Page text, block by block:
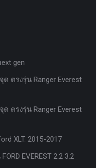
gen
ตรงรุ่น Ranger Everest
ตรงรุ่น Ranger Everest
XLT. 2015-2017
EVEREST 2.2 3.2